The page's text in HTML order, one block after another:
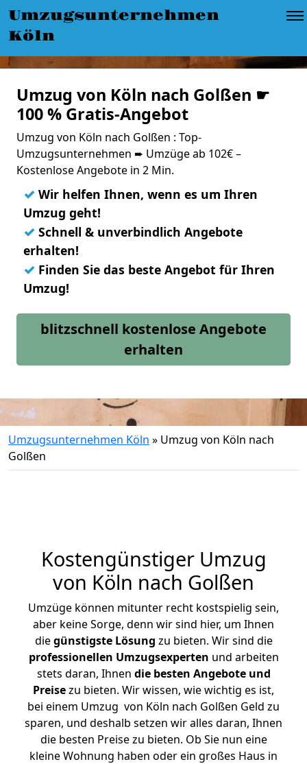
Umzugsunternehmen
Köln
Umzug von Köln nach Golßen ☛
100 % Gratis-Angebot
Umzug von Köln nach Golßen : Top-
Umzugsunternehmen ➨ Umzüge ab 102€ –
Kostenlose Angebote in 2 Min.
✓ Wir helfen Ihnen, wenn es um Ihren
Umzug geht!
✓ Schnell & unverbindlich Angebote
erhalten!
✓ Finden Sie das beste Angebot für Ihren
Umzug!
blitzschnell kostenlose Angebote
erhalten
Umzugsunternehmen Köln » Umzug von Köln nach
Golßen
Kostengünstiger Umzug
von Köln nach Golßen
Umzüge können mitunter recht kostspielig sein,
aber keine Sorge, denn wir sind hier, um Ihnen
diegünstigste Lösung zu bieten. Wir sind die
professionellen Umzugsexperten und arbeiten
stets daran, Ihnen die besten Angebote und
Preisezu bieten. Wir wissen, wie wichtig es ist,
bei einem Umzug von Köln nach Golßen Geld zu
sparen, und deshalb setzen wir alles daran, Ihnen
die besten Preise zu bieten. Ob Sie nun eine
kleine Wohnung haben oder ein großes Haus in